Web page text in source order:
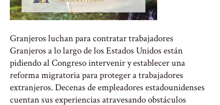
Granjeros luchan para contratar trabajadores
Granjeros a lo largo de los Estados Unidos están
pidiendo al Congreso intervenir y establecer una
reforma migratoria para proteger a trabajadores
extranjeros. Decenas de empleadores estadounidenses
cuentan sus experiencias atravesando obstáculos